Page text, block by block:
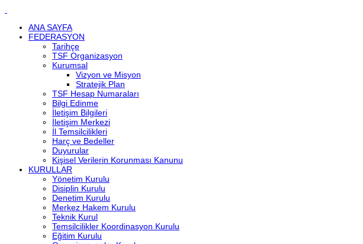
ANA SAYFA
FEDERASYON
Tarihçe
TSF Organizasyon
Kurumsal
Vizyon ve Misyon
Stratejik Plan
TSF Hesap Numaraları
Bilgi Edinme
İletişim Bilgileri
İletişim Merkezi
İl Temsilcilikleri
Harç ve Bedeller
Duyurular
Kişisel Verilerin Korunması Kanunu
KURULLAR
Yönetim Kurulu
Disiplin Kurulu
Denetim Kurulu
Merkez Hakem Kurulu
Teknik Kurul
Temsilcilikler Koordinasyon Kurulu
Eğitim Kurulu